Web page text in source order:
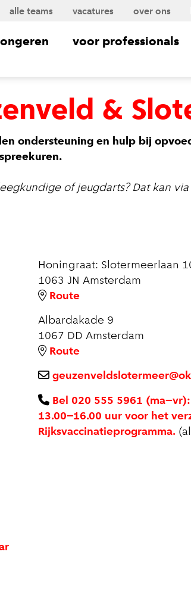
alle teams vacatures over ons
voor professionals
&
ondersteuning en hulp bij
of jeugdarts? Dat kan via
Honingraat: Slotermeerlaan
1063 JN Amsterdam
Route
Albardakade 9
1067 DD Amsterdam
Route
Bel 020 555 5961
13.00–16.00 uur voor het
Rijksvaccinatieprogramma.